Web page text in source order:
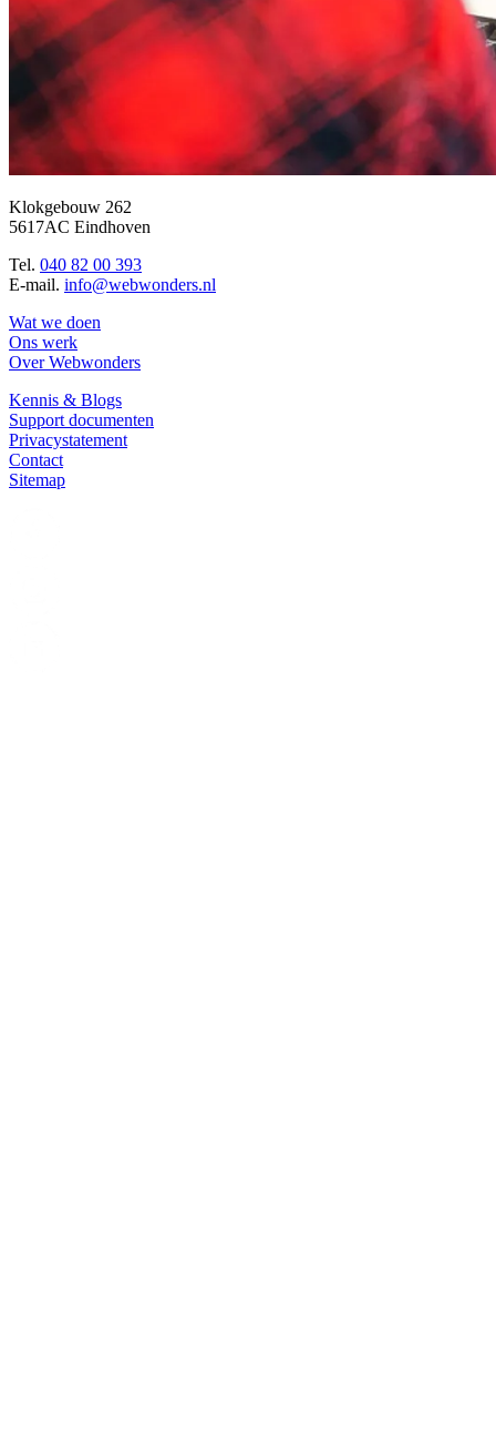
Klokgebouw 262
5617AC Eindhoven
Tel. 040 82 00 393
E-mail. info@webwonders.nl
Wat we doen
Ons werk
Over Webwonders
Kennis & Blogs
Support documenten
Privacystatement
Contact
Sitemap